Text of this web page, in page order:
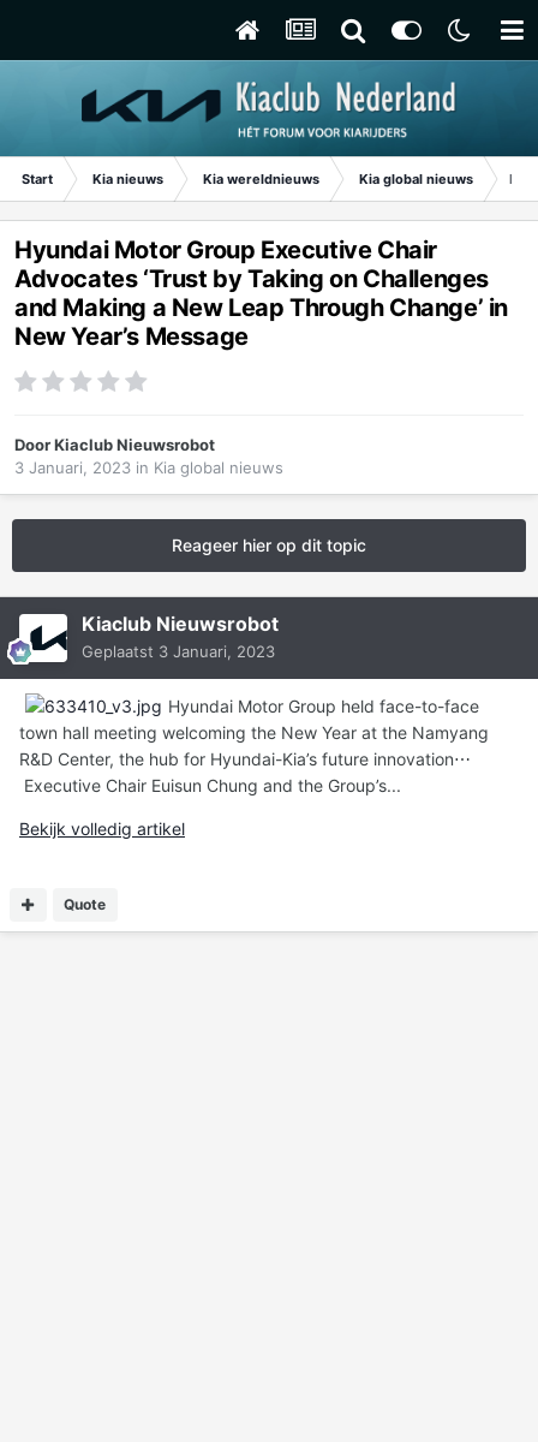
Start Kia nieuws Kia wereldnieuws Kia global nieuws
Hyundai Motor Group Executive Chair
Advocates ‘Trust by Taking on Challenges
and Making a New Leap Through Change’ in
New Year’s Message
DoorKiaclub Nieuwsrobot
3 Januari, 2023 in Kia global nieuws
Reageer hier op dit topic
Kiaclub Nieuwsrobot
Geplaatst 3 Januari, 2023
Hyundai Motor Group held face-to-face
town hall meeting welcoming the New Year at the Namyang
R&D Center, the hub for Hyundai-Kia’s future innovation⋯
Executive Chair Euisun Chung and the Group’s...
Bekijk volledig artikel
Quote